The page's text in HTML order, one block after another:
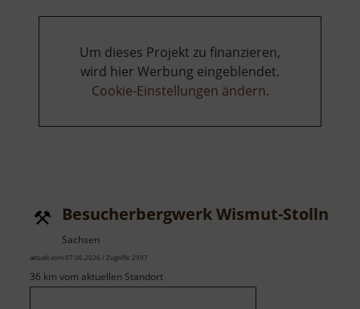
Um dieses Projekt zu finanzieren,
wird hier Werbung eingeblendet.
Cookie-Einstellungen ändern.
Besucherbergwerk Wismut-Stolln
Sachsen
aktuell vom 07.06.2026 / Zugriffe: 2997
36 km vom aktuellen Standort